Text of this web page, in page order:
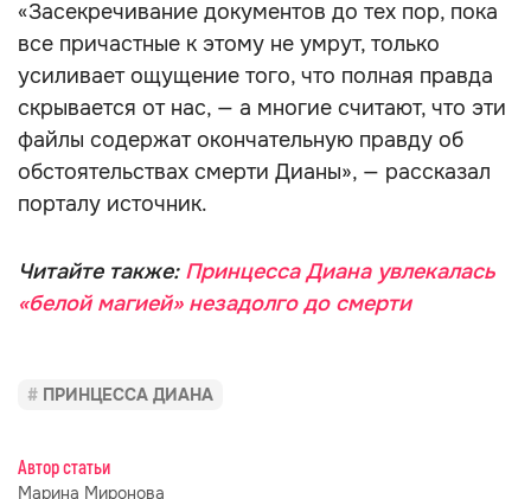
«Засекречивание документов до тех пор, пока
все причастные к этому не умрут, только
усиливает ощущение того, что полная правда
скрывается от нас, — а многие считают, что эти
файлы содержат окончательную правду об
обстоятельствах смерти Дианы», — рассказал
порталу источник.
Читайте также: Принцесса Диана увлекалась
«белой магией» незадолго до смерти
ПРИНЦЕССА ДИАНА
Автор статьи
Марина Миронова